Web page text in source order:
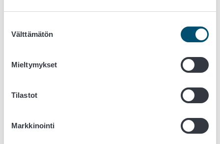
valinta
Välttämätön
Mieltymykset
Tilastot
Markkinointi
Catalysing scientific innovation into food safety
Elintarvikevalvonnan tarkastusmäärä: vaikutus
tarkastusmääräeroihin Suomessa
elintarviketurvallisuus (VEGETURVA)
Uusien proteiinilähteiden elintarviketurvallisuus